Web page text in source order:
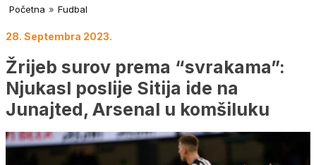
Početna » Fudbal
28. Septembra 2023.
Žrijeb surov prema “svrakama”:
Njukasl poslije Sitija ide na
Junajted, Arsenal u komšiluku